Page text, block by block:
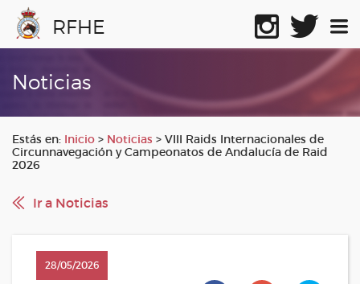
RFHE
Noticias
Estás en: Inicio > Noticias > VIII Raids Internacionales de
Circunnavegación y Campeonatos de Andalucía de Raid
2026
Ir a Noticias
28/05/2026